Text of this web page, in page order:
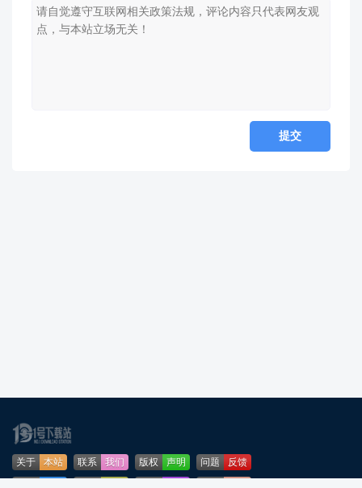
关于 本站 联系 我们 版权 声明 问题
反馈